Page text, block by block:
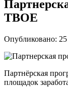
ТВОЕ
Опубликовано: 25
Партнёрская
площадок